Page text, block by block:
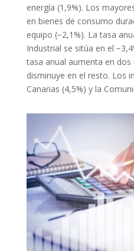
energía (1,9%). Los
en bienes de consumo
equipo (−2,1%). La tasa
Industrial se sitúa en el
tasa anual aumenta en
disminuye en el resto. Los
Canarias (4,5%) y la